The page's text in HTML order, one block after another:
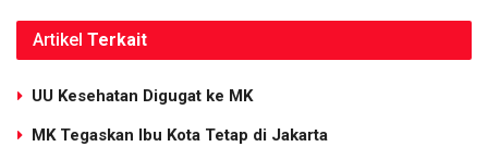
Artikel Terkait
UU Kesehatan Digugat ke MK
MK Tegaskan Ibu Kota Tetap di Jakarta